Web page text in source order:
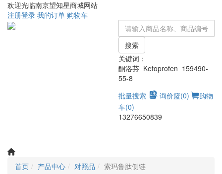
欢迎光临南京望知星商城网站
注册登录 我的订单 购物车
搜索
关键词：
酮洛芬 Ketoprofen 159490-
55-8
批量搜索
询价篮(0)
购物
车(0)
13276650839
首页 产品中心 对照品 索玛鲁肽侧链